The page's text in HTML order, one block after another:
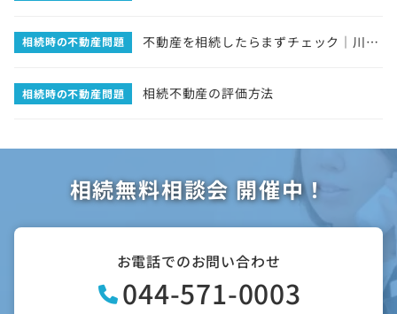
不動産を相続したらまずチェック｜川崎
相続時の不動産問題
相続不動産の評価方法
相続時の不動産問題
相続無料相談会 開催中！
お電話でのお問い合わせ
044-571-0003